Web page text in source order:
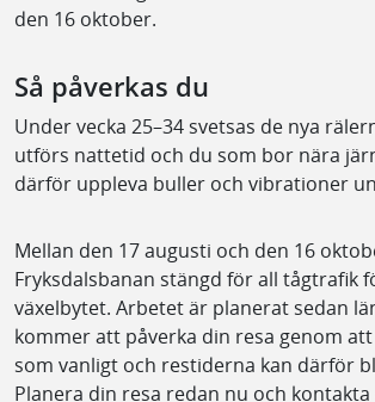
den 16 oktober.
Så påverkas du
Under vecka 25–34 svetsas de nya
utförs nattetid och du som bor nära
därför uppleva buller och vibrationer
Mellan den 17 augusti och den 16
Fryksdalsbanan stängd för all tågtrafik
växelbytet. Arbetet är planerat sedan
kommer att påverka din resa genom
som vanligt och restiderna kan därför
Planera din resa redan nu och